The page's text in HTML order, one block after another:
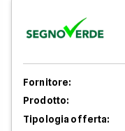
Fornitore:
Prodotto:
Tipologia offerta: